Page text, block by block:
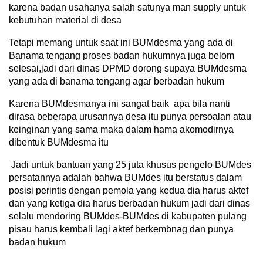
karena badan usahanya salah satunya man supply untuk
kebutuhan material di desa
Tetapi memang untuk saat ini BUMdesma yang ada di
Banama tengang proses badan hukumnya juga belom
selesai,jadi dari dinas DPMD dorong supaya BUMdesma
yang ada di banama tengang agar berbadan hukum
Karena BUMdesmanya ini sangat baik apa bila nanti
dirasa beberapa urusannya desa itu punya persoalan atau
keinginan yang sama maka dalam hama akomodirnya
dibentuk BUMdesma itu
Jadi untuk bantuan yang 25 juta khusus pengelo BUMdes
persatannya adalah bahwa BUMdes itu berstatus dalam
posisi perintis dengan pemola yang kedua dia harus aktef
dan yang ketiga dia harus berbadan hukum jadi dari dinas
selalu mendoring BUMdes-BUMdes di kabupaten pulang
pisau harus kembali lagi aktef berkembnag dan punya
badan hukum